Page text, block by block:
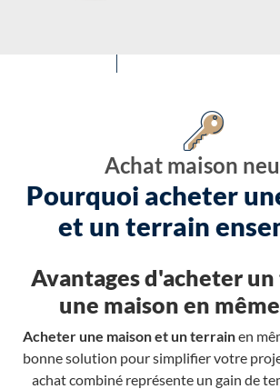
Achat maison
Pourquoi acheter
et un terrain
Avantages d'acheter
une maison en
Acheter une maison et un terrainen
bonne solution pour simplifier votre
achat combiné représente un gain de